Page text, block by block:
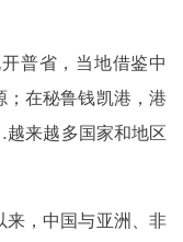
普省，当地借鉴中
；在秘鲁钱凯港，港
来越多国家和地区
，中国与亚洲、非